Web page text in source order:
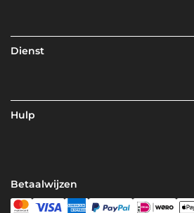
Dienst
Hulp
Betaalwijzen